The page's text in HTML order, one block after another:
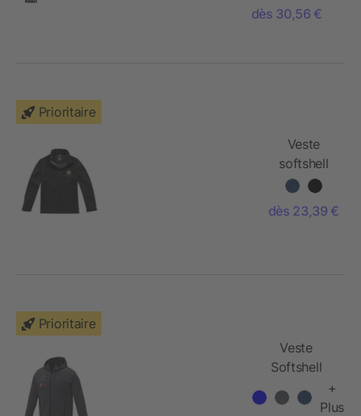
dès 30,56 €
Prioritaire
Veste
softshell
Maxson
dès 23,39 €
Prioritaire
Veste
Softshell
Match pour
homme
+
Plus